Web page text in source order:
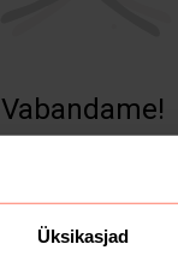
Üksikasjad
Vabandame!